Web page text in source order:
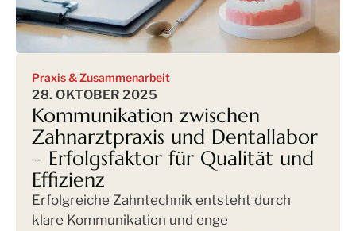
Praxis & Zusammenarbeit
28. OKTOBER 2025
Kommunikation zwischen
Zahnarztpraxis und Dentallabor
– Erfolgsfaktor für Qualität und
Effizienz
Erfolgreiche Zahntechnik entsteht durch
klare Kommunikation und enge